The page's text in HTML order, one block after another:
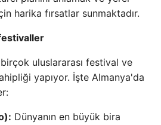
harika fırsatlar sunmaktadır.
uluslararası festival ve
yapıyor. İşte Almanya'da
Dünyanın en büyük bira